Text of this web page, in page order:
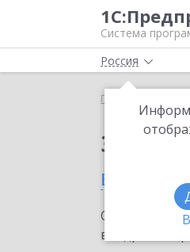
Система
Россия
Главная
в
внедрение